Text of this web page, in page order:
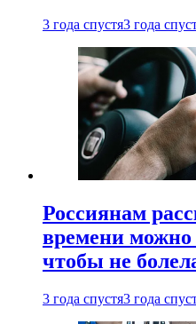
3 года спустя3 года
Россиянам
времени можно
чтобы не
3 года спустя3 года